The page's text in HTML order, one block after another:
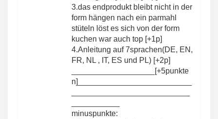
3.das endprodukt bleibt nicht in der
form hängen nach ein parmahl
stüteln löst es sich von der form
kuchen war auch top [+1p]
4.Anleitung auf 7sprachen(DE, EN,
FR, NL , IT, ES und PL) [+2p]
___________________[+5punkte
n]__________________________
minuspunkte: